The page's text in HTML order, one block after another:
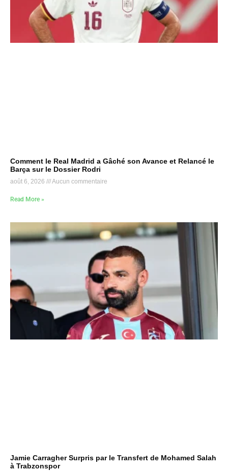
Comment le Real Madrid a Gâché son Avance et Relancé le
Barça sur le Dossier Rodri
août 6, 2026 Aucun commentaire
Read More »
Jamie Carragher Surpris par le Transfert de Mohamed Salah
à Trabzonspor